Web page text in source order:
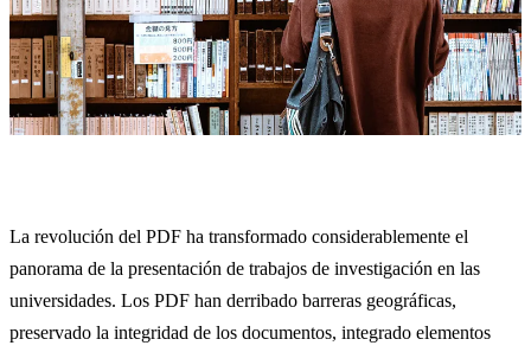
La revolución del PDF ha transformado considerablemente el
panorama de la presentación de trabajos de investigación en las
universidades. Los PDF han derribado barreras geográficas,
preservado la integridad de los documentos, integrado elementos